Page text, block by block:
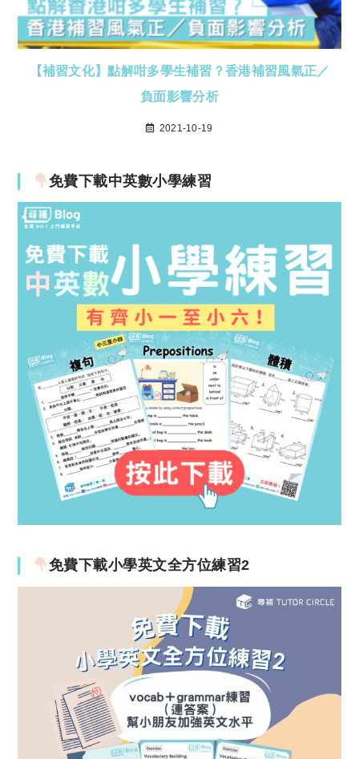
【補習文化】點解咁多學生補習？香港補習風氣正／
負面影響分析
2021-10-19
免費下載中英數小學練習
免費下載小學英文全方位練習2